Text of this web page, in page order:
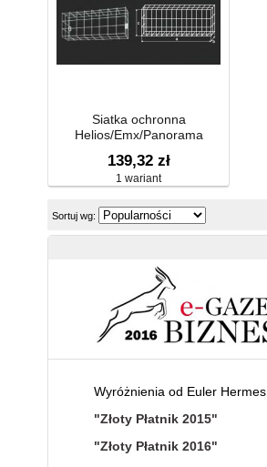
Siatka ochronna
Helios/Emx/Panorama
139,32 zł
1 wariant
Sortuj wg:
Wyróżnienia od Euler Hermes
"Złoty Płatnik 2015"
"Złoty Płatnik 2016"